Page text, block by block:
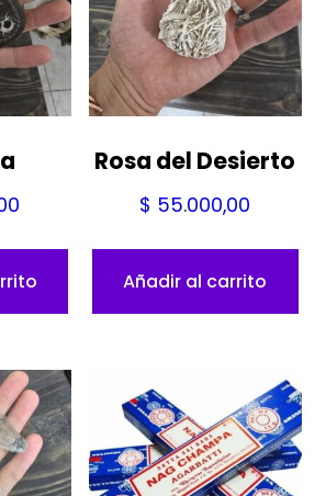
Rosa del Desierto
$ 55.000,00
Añadir al carrito